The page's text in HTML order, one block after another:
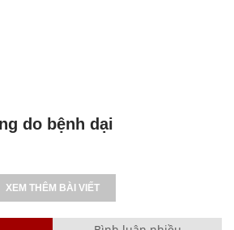
do bệnh dại
XEM THÊM BÀI VIẾT